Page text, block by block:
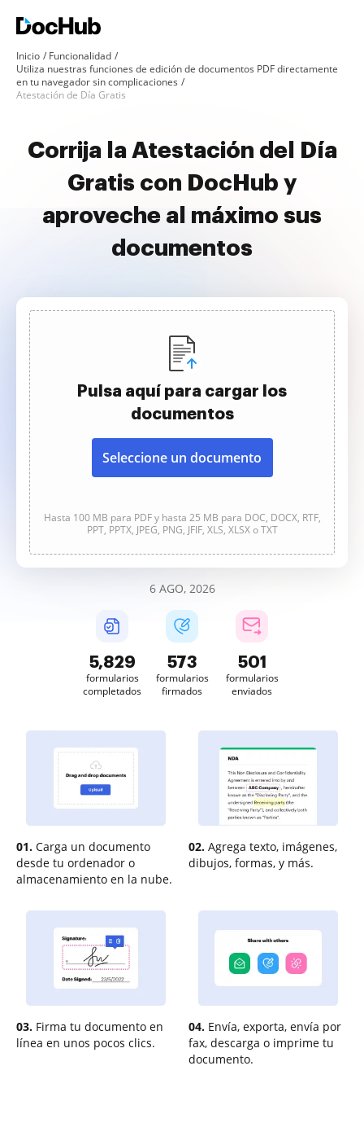
Inicio
Funcionalidad
Utiliza nuestras funciones de edición de documentos PDF directamente
en tu navegador sin complicaciones
Atestación de Día Gratis
Corrija la Atestación del Día
Gratis con DocHub y
aproveche al máximo sus
documentos
Pulsa aquí para cargar los
documentos
Seleccione un documento
Hasta 100 MB para PDF y hasta 25 MB para DOC, DOCX, RTF,
PPT, PPTX, JPEG, PNG, JFIF, XLS, XLSX o TXT
6 AGO, 2026
5,829
formularios
completados
573
formularios
firmados
501
formularios
enviados
01. Carga un documento
desde tu ordenador o
almacenamiento en la nube.
02. Agrega texto, imágenes,
dibujos, formas, y más.
03. Firma tu documento en
línea en unos pocos clics.
04. Envía, exporta, envía por
fax, descarga o imprime tu
documento.